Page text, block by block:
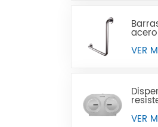
VER
VER